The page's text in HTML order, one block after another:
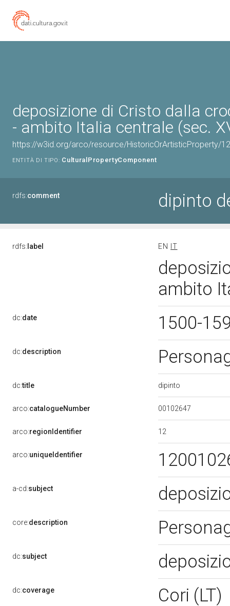
deposizione di Cristo dalla
- ambito Italia centrale (sec.
https://w3id.org/arco/resource/HistoricOrArtisticProperty/
ENTITÀ DI TIPO: CulturalPropertyComponent
rdfs:comment dipinto
rdfs: label EN IT
ambito
dc:date 1500-
dc:description
dc:title dipinto
arco:catalogueNumber 00102647
arco:regionIdentifier 12
arco:uniqueIdentifier
a-cd:subject
core:description
dc:subject
dc:coverage Cori (LT)